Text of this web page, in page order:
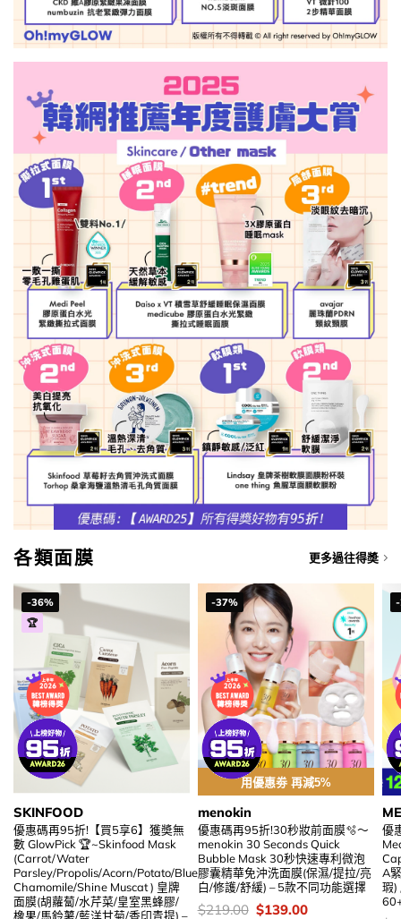
各類面膜 更多過往得奬
-36%
🏆
SKINFOOD
優惠碼再95折!【買5享6】獲奬無
數 GlowPick 🏆~Skinfood Mask
(Carrot/Water
Parsley/Propolis/Acorn/Potato/Blue
Chamomile/Shine Muscat ) 皇牌
面膜(胡蘿蔔/水芹菜/皇室黑蜂膠/
橡果/馬鈴薯/藍洋甘菊/香印青提) –
-37%
用優惠劵 再減5%
menokin
優惠碼再95折!30秒妝前面膜🫧～
menokin 30 Seconds Quick
Bubble Mask 30秒快速專利微泡
膠囊精華免沖洗面膜(保濕/提拉/亮
白/修護/舒緩) – 5款不同功能選擇
價
$219.00 Original
$139.00Current
優
A
瑕)